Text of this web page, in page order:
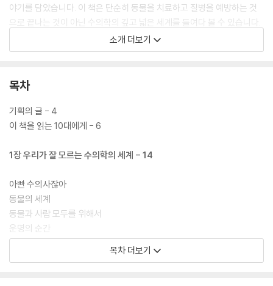
야기를 담았습니다. 이 책은 단순히 동물을 치료하고 질병을 예방하는 것
으로 끝나는 것이 아닌 수의학의 깊고 넓은 세계를 들여다 볼 수 있습니다.
구석기 시대부터 시작된 인간과 동물이 서로 영향을 주고받으며 만들어낸
결정적 장면들을 살펴 보며, 서로 공존하며 살아갈 길을 안내합니다.
소개 더보기
목차
기획의 글 - 4
이 책을 읽는 10대에게 - 6
1장 우리가 잘 모르는 수의학의 세계 - 14
아빤 수의사잖아
동물의 세계
동물과 사람 모두를 위해서
운명의 순간
수의학의 범위
목차 더보기